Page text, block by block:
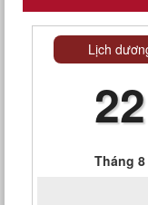
Lịch
22
Tháng 8